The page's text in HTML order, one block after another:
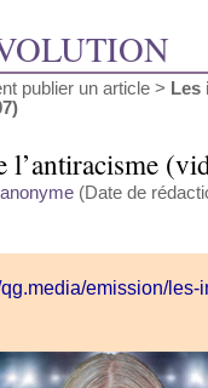
publier un article > Les
l’antiracisme
anonyme (Date de
qg.media/emission/